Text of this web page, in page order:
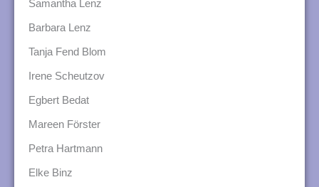
Samantha Lenz
Barbara Lenz
Tanja Fend Blom
Irene Scheutzov
Egbert Bedat
Mareen Förster
Petra Hartmann
Elke Binz